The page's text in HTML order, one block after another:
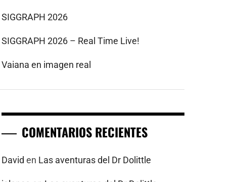
SIGGRAPH 2026
SIGGRAPH 2026 – Real Time Live!
Vaiana en imagen real
COMENTARIOS RECIENTES
David en Las aventuras del Dr Dolittle